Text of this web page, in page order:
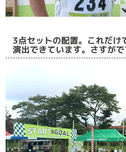
3点セットの配置。これだけ
演出できています。さすがで